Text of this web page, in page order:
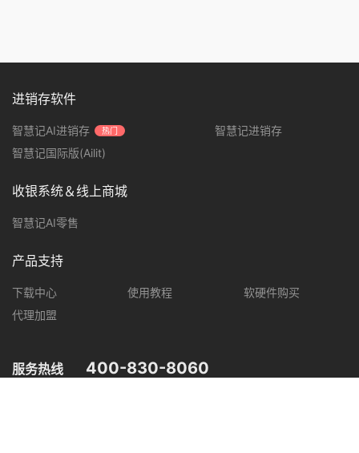
服务热线 400-830-8060
进销存软件
智慧记AI进销存 热门
智慧记进销存
智慧记国际版(Ailit)
收银系统＆线上商城
智慧记AI零售
产品支持
下载中心 使用教程
软硬件购买
代理加盟